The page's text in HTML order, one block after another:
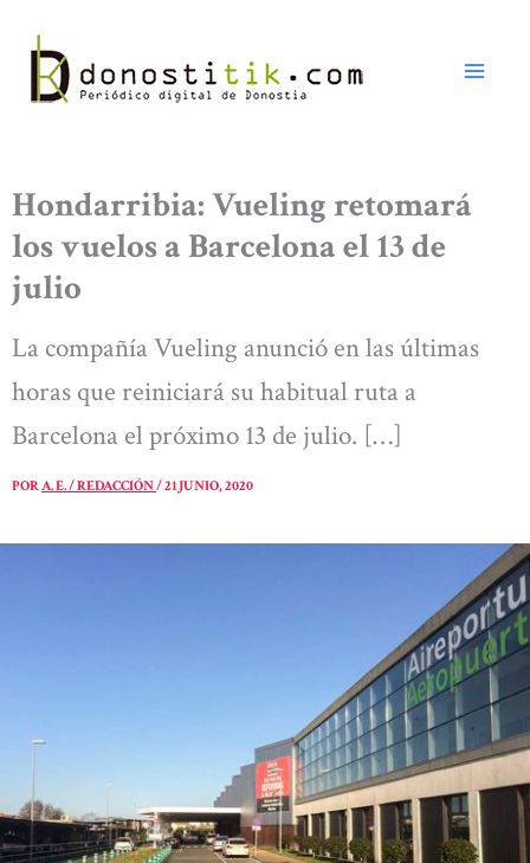
contenido
Hondarribia: Vueling retomará
los vuelos a Barcelona el 13 de
julio
La compañía Vueling anunció en las últimas
horas que reiniciará su habitual ruta a
Barcelona el próximo 13 de julio. […]
PORA. E. / REDACCIÓN/21 JUNIO, 2020